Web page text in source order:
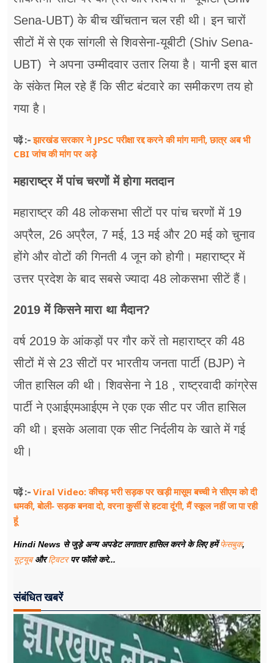
Sena-UBT) के बीच खींचतान चल रही थी। इन चारों
सीटों में से एक सांगली से शिवसेना-यूबीटी (Shiv Sena-
UBT) ने अपना उम्मीदवार उतार लिया है। यानी इस बात
के संकेत मिल रहे हैं कि सीट बंटवारे का समीकरण तय हो
गया है।
पढ़ें :-झारखंड सरकार ने JPSC परीक्षा रद्द करने की मांग मानी, छात्र अब भी
CBI जांच की मांग पर अड़े
महाराष्ट्र में पांच चरणों में होगा मतदान
महाराष्ट्र की 48 लोकसभा सीटों पर पांच चरणों में 19
अप्रैल, 26 अप्रैल, 7 मई, 13 मई और 20 मई को चुनाव
होंगे और वोटों की गिनती 4 जून को होगी। महाराष्ट्र में
उत्तर प्रदेश के बाद सबसे ज्यादा 48 लोकसभा सीटें हैं।
2019 में किसने मारा था मैदान?
वर्ष 2019 के आंकड़ों पर गौर करें तो महाराष्ट्र की 48
सीटों में से 23 सीटों पर भारतीय जनता पार्टी (BJP) ने
जीत हासिल की थी। शिवसेना ने 18 , राष्ट्रवादी कांग्रेस
पार्टी ने एआईएमआईएम ने एक एक सीट पर जीत हासिल
की थी। इसके अलावा एक सीट निर्दलीय के खाते में गई
थी।
पढ़ें :- Viral Video: कीचड़ भरी सड़क पर खड़ी मासूम बच्ची ने सीएम को दी
धमकी, बोली- सड़क बनवा दो, वरना कुर्सी से हटवा दूंगी, मैं स्कूल नहीं जा पा रही
हूं
Hindi News से जुड़े अन्य अपडेट लगातार हासिल करने के लिए हमेंफेसबुक,
यूट्यूबऔरट्विटरपर फॉलो करे...
संबंधित खबरें